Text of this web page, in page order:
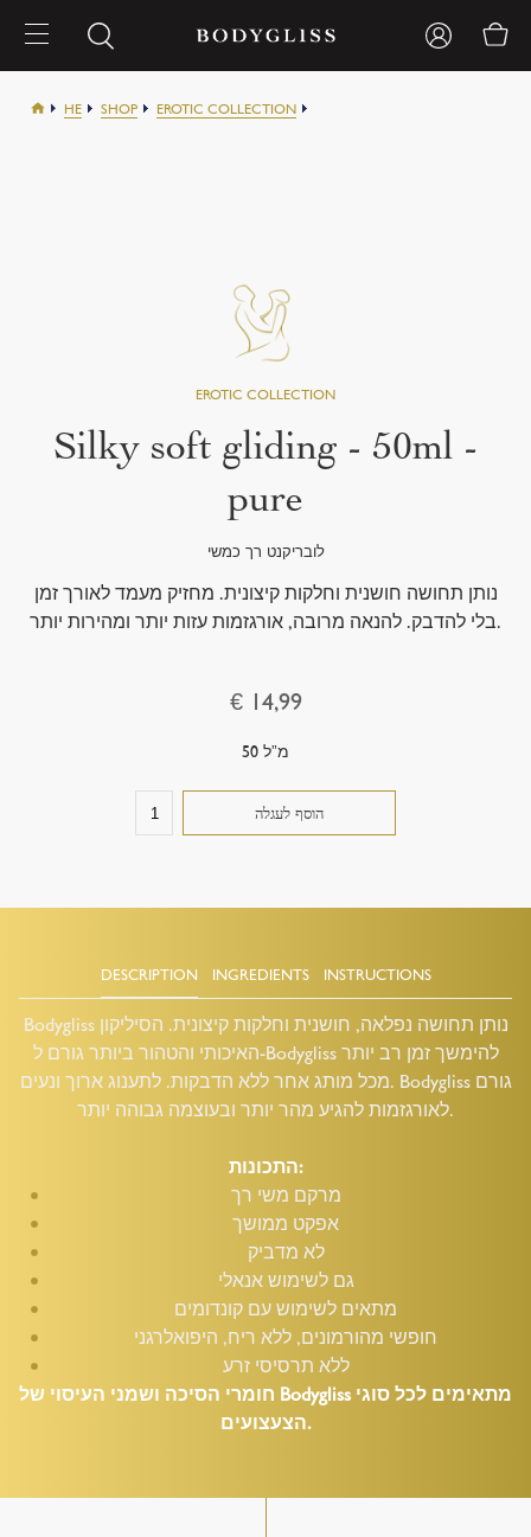
HE SHOP EROTIC COLLECTION
Silky soft gliding - 50ml -
pure
לובריקנט רך כמשי
נותן תחושה חושנית וחלקות קיצונית. מחזיק מעמד לאורך זמן
בלי להדבק. להנאה מרובה, אורגזמות עזות יותר ומהירות יותר.
€ 14,99
50 מ”ל
DESCRIPTION INGREDIENTS INSTRUCTIONS
Bodygliss נותן תחושה נפלאה, חושנית וחלקות קיצונית. הסיליקון
האיכותי והטהור ביותר גורם ל-Bodygliss להימשך זמן רב יותר
מכל מותג אחר ללא הדבקות. לתענוג ארוך ונעים. Bodygliss גורם
לאורגזמות להגיע מהר יותר ובעוצמה גבוהה יותר.
התכונות:
מרקם משי רך
אפקט ממושך
לא מדביק
גם לשימוש אנאלי
מתאים לשימוש עם קונדומים
חופשי מהורמונים, ללא ריח, היפואלרגני
ללא תרסיסי זרע
חומרי הסיכה ושמני העיסוי של Bodygliss מתאימים לכל סוגי
הצעצועים.